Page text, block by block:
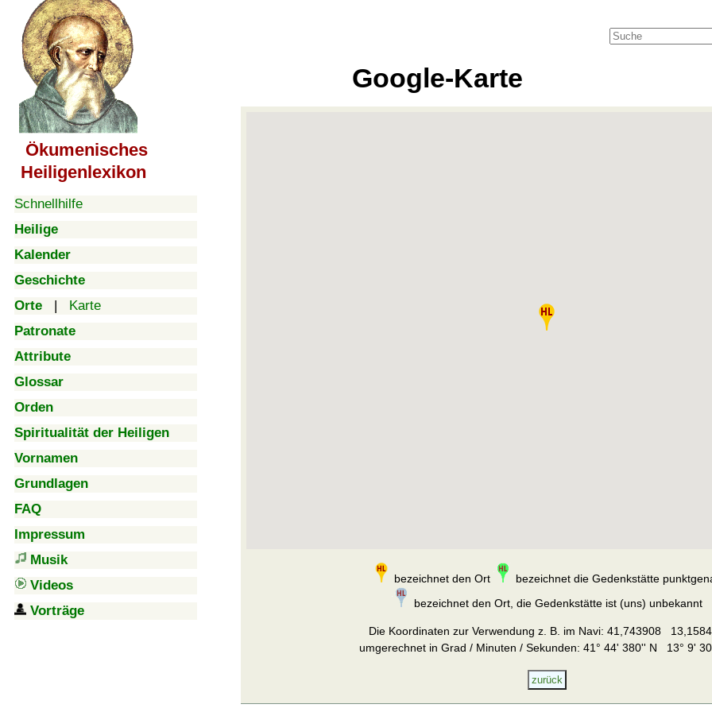
Ökumenisches
Heiligenlexikon
Schnellhilfe
Heilige
Kalender
Geschichte
Orte | Karte
Patronate
Attribute
Glossar
Orden
Spiritualität der Heiligen
Vornamen
Grundlagen
FAQ
Impressum
Musik
Videos
Vorträge
Google-Karte
bezeichnet den Ort
bezeichnet die Gedenkstätte
bezeichnet den Ort, die Gedenkstätte ist (uns) unbekannt
Die Koordinaten zur Verwendung z. B. im Navi: 41,743908
umgerechnet in Grad / Minuten / Sekunden: 41° 44' 380'' N 13° 9'